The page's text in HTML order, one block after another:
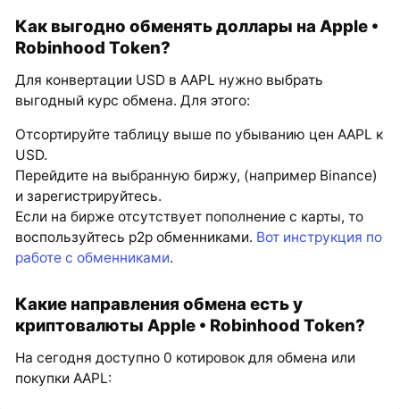
Как выгодно обменять доллары на Apple •
Robinhood Token?
Для конвертации USD в AAPL нужно выбрать
выгодный курс обмена. Для этого:
Отсортируйте таблицу выше по убыванию цен AAPL к
USD.
Перейдите на выбранную биржу, (например Binance)
и зарегистрируйтесь.
Если на бирже отсутствует пополнение с карты, то
воспользуйтесь p2p обменниками. Вот инструкция по
работе с обменниками.
Какие направления обмена есть у
криптовалюты Apple • Robinhood Token?
На сегодня доступно 0 котировок для обмена или
покупки AAPL: